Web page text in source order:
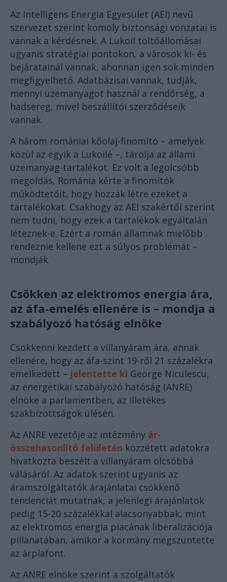
Az Intelligens Energia Egyesület (AEI) nevű
szervezet szerint komoly biztonsági vonzatai is
vannak a kérdésnek. A Lukoil töltőállomásai
ugyanis stratégiai pontokon, a városok ki- és
bejáratainál vannak, ahonnan igen sok minden
megfigyelhető. Adatbázisai vannak, tudják,
mennyi üzemanyagot használ a rendőrség, a
hadsereg, mivel beszállítói szerződéseik
vannak.
A három romániai kőolaj-finomító – amelyek
közül az egyik a Lukoilé –, tárolja az állami
üzemanyag-tartalékot. Ez volt a legolcsóbb
megoldás, Románia kérte a finomítók
működtetőit, hogy hozzák létre ezeket a
tartalékokat. Csakhogy az AEI szakértői szerint
nem tudni, hogy ezek a tartalékok egyáltalán
léteznek-e. Ezért a román államnak mielőbb
rendeznie kellene ezt a súlyos problémát –
mondják.
Csökken az elektromos energia ára,
az áfa-emelés ellenére is – mondja a
szabályozó hatóság elnöke
Csökkenni kezdett a villanyáram ára, annak
ellenére, hogy az áfa-szint 19-ről 21 százalékra
emelkedett – jelentette ki George Niculescu,
az energetikai szabályozó hatóság (ANRE)
elnöke a parlamentben, az illetékes
szakbizottságok ülésén.
Az ANRE vezetője az intézmény ár-
összehasonlító felületén közzétett adatokra
hivatkozta beszélt a villanyáram olcsóbbá
válásáról. Az adatok szerint ugyanis az
áramszolgáltatók árajánlatai csökkenő
tendenciát mutatnak, a jelenlegi árajánlatok
pedig 15-20 százalékkal alacsonyabbak, mint
az elektromos energia piacának liberalizációja
pillanatában, amikor a kormány megszüntette
az árplafont.
Az ANRE elnöke szerint a szolgáltatók